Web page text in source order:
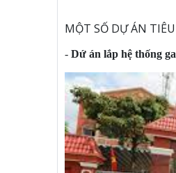
MỘT SỐ DỰ ÁN
- Dứ án lắp hệ thống